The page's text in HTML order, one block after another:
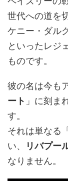
世代への道を
ケニー・ダル
といったレジ
ものです。
彼の名は今も
ート 」に刻ま
す。
それは単なる
い、
リバプー
なりません。